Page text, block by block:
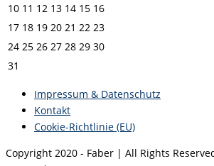
10 11 12 13 14 15 16
17 18 19 20 21 22 23
24 25 26 27 28 29 30
31
Impressum & Datenschutz
Kontakt
Cookie-Richtlinie (EU)
Copyright 2020 - Faber | All Rights